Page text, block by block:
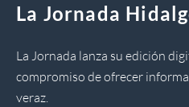
La Jornada
La Jornada lanza su edición
compromiso de ofrecer
veraz.